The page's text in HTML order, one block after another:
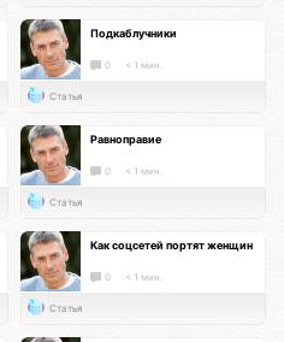
Подкаблучники
0 < 1 мин.
Статья
Равноправие
0 < 1 мин.
Статья
Как соцсетей портят женщин
0 < 1 мин.
Статья